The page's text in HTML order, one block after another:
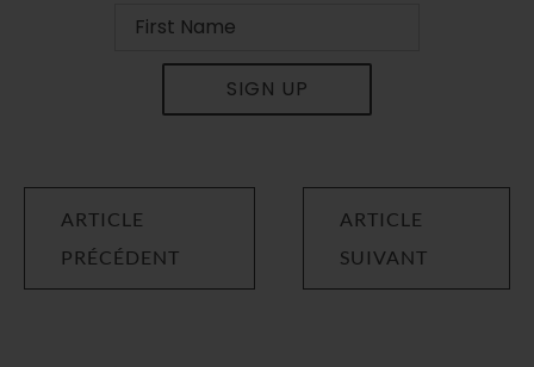
SIGN UP
ARTICLE
PRÉCÉDENT
ARTICLE
SUIVANT